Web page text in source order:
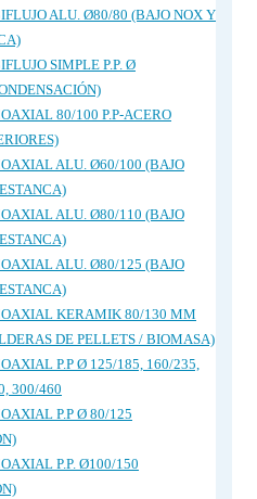
ALU. Ø80/80 (BAJO NOX Y
SIMPLE P.P. Ø
80/100 P.P-ACERO
ALU. Ø60/100 (BAJO
ALU. Ø80/110 (BAJO
ALU. Ø80/125 (BAJO
KERAMIK 80/130 MM
DE PELLETS / BIOMASA)
P.P Ø 125/185, 160/235,
300/460
P.P Ø 80/125
P.P. Ø100/150